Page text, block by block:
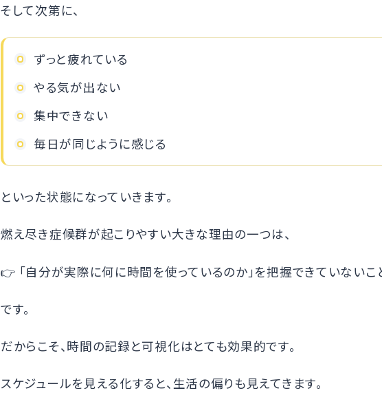
そして次第に、
ずっと疲れている
やる気が出ない
集中できない
毎日が同じように感じる
といった状態になっていきます。
燃え尽き症候群が起こりやすい大きな理由の一つは、
👉 「自分が実際に何に時間を使っているのか」を把握できていないこ
です。
だからこそ、時間の記録と可視化はとても効果的です。
スケジュールを見える化すると、生活の偏りも見えてきます。